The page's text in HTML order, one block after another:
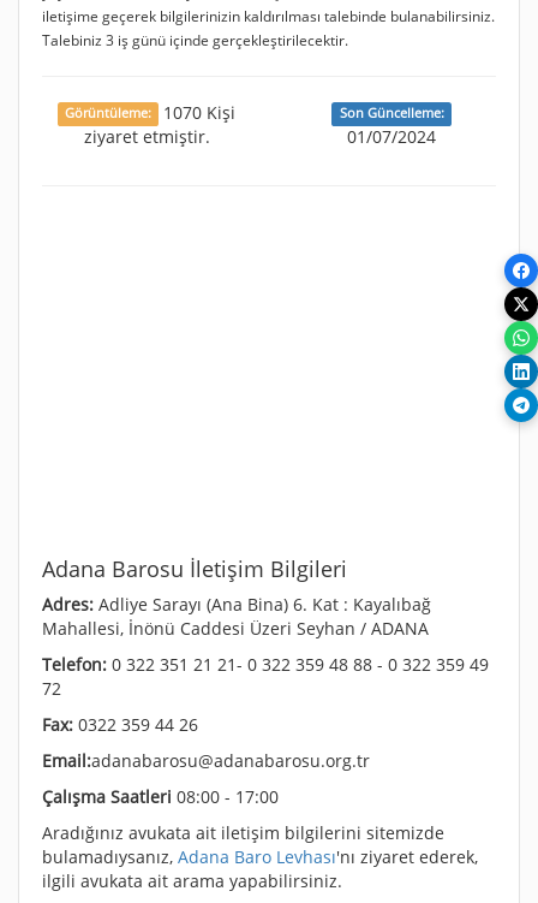
iletişime geçerek bilgilerinizin kaldırılması talebinde bulanabilirsiniz.
Talebiniz 3 iş günü içinde gerçekleştirilecektir.
Görüntüleme:
1070 Kişi
ziyaret etmiştir.
Son Güncelleme:
01/07/2024
Adana Barosu İletişim Bilgileri
Adres: Adliye Sarayı (Ana Bina) 6. Kat : Kayalıbağ
Mahallesi, İnönü Caddesi Üzeri Seyhan / ADANA
Telefon: 0 322 351 21 21- 0 322 359 48 88 - 0 322 359 49
72
Fax: 0322 359 44 26
Email:adanabarosu@adanabarosu.org.tr
Çalışma Saatleri 08:00 - 17:00
Aradığınız avukata ait iletişim bilgilerini sitemizde
bulamadıysanız, Adana Baro Levhası'nı ziyaret ederek,
ilgili avukata ait arama yapabilirsiniz.